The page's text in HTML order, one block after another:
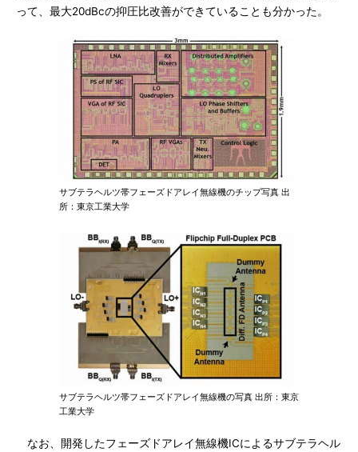
って、最大20dBcの抑圧比改善ができていることも分かった。
サブテラヘルツ帯フェーズドアレイ無線機のチップ写真 出
所：東京工業大学
サブテラヘルツ帯フェーズドアレイ無線機の写真 出所：東京
工業大学
なお、開発したフェーズドアレイ無線機ICによるサブテラヘル